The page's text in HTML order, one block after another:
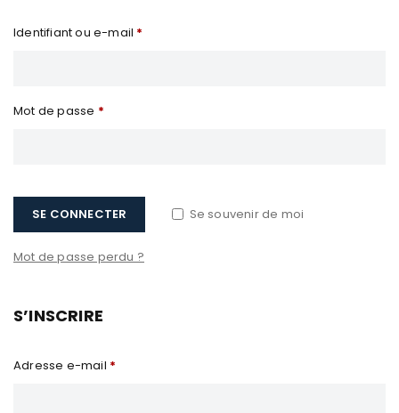
Identifiant ou e-mail *
Mot de passe *
Se souvenir de moi
SE CONNECTER
Mot de passe perdu ?
S’INSCRIRE
Adresse e-mail *